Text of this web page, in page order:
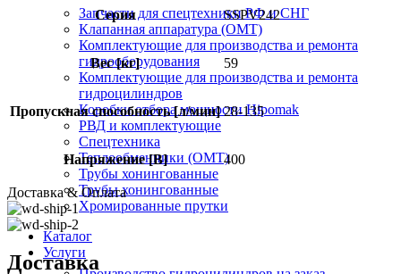
Запчасти для спецтехники РФ и СНГ
Клапанная аппаратура (OMT)
Комплектующие для производства и ремонта
гидрооборудования
Комплектующие для производства и ремонта
гидроцилиндров
Коробки отбора мощности Hipomak
РВД и комплектующие
Спецтехника
Теплообменники (OMT)
Трубы хонингованные
Трубы хонингованные
Хромированные прутки
Каталог
Услуги
Серия SSPV242
Вес [кг] 59
Пропускная способность [л/мин] 28-135
Напряжение [В] 400
Доставка & Оплата
Доставка